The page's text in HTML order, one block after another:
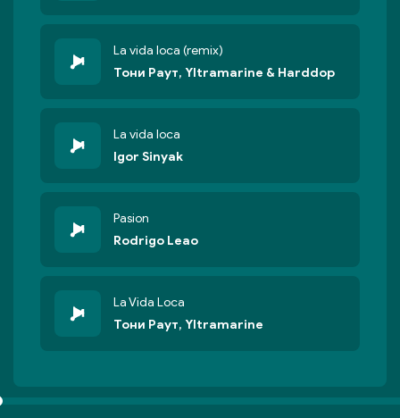
La vida loca (remix)
Тони Раут, Yltramarine & Harddop
La vida loca
Igor Sinyak
Pasion
Rodrigo Leao
La Vida Loca
Тони Раут, Yltramarine